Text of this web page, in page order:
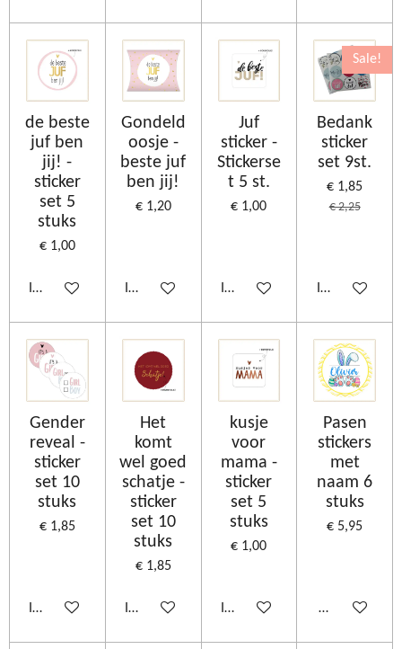
de beste
juf ben
jij! -
sticker
set 5
stuks
€ 1,00
In winkelwagen
Gondeld
oosje -
beste juf
ben jij!
€ 1,20
In winkelwagen
Juf
sticker -
Stickerse
t 5 st.
€ 1,00
In winkelwagen
Sale!
Bedank
sticker
set 9st.
€ 1,85
€ 2,25
In
Gender
reveal -
sticker
set 10
stuks
€ 1,85
In winkelwagen
Het
komt
wel goed
schatje -
sticker
set 10
stuks
€ 1,85
In winkelwagen
kusje
voor
mama -
sticker
set 5
stuks
€ 1,00
In winkelwagen
Pasen
stickers
met
naam 6
stuks
€ 5,95
Bekijk details